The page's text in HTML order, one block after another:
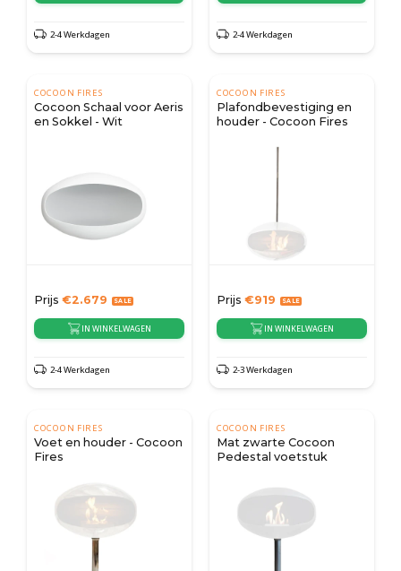
2-4 Werkdagen 2-4 Werkdagen
COCOON FIRES
Cocoon Schaal voor Aeris
en Sokkel - Wit
Prijs €2.679
IN WINKELWAGEN
2-4 Werkdagen
COCOON FIRES
Plafondbevestiging en
houder - Cocoon Fires
Prijs €919
IN WINKELWAGEN
2-3 Werkdagen
COCOON FIRES
Voet en houder - Cocoon
Fires
COCOON FIRES
Mat zwarte Cocoon
Pedestal voetstuk